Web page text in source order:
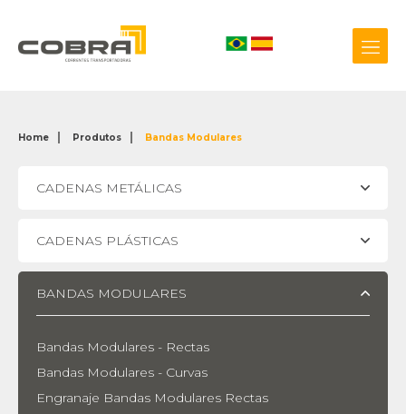
Home Produtos Bandas Modulares
CADENAS METÁLICAS
CADENAS PLÁSTICAS
BANDAS MODULARES
Bandas Modulares - Rectas
Bandas Modulares - Curvas
Engranaje Bandas Modulares Rectas